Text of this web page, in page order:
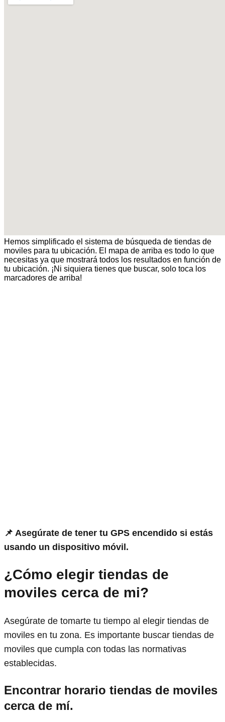
Hemos simplificado el sistema de búsqueda de tiendas de
moviles para tu ubicación. El mapa de arriba es todo lo que
necesitas ya que mostrará todos los resultados en función de
tu ubicación. ¡Ni siquiera tienes que buscar, solo toca los
marcadores de arriba!
📌 Asegúrate de tener tu GPS encendido si estás
usando un dispositivo móvil.
¿Cómo elegir tiendas de
moviles cerca de mi?
Asegúrate de tomarte tu tiempo al elegir tiendas de
moviles en tu zona. Es importante buscar tiendas de
moviles que cumpla con todas las normativas
establecidas.
Encontrar horario tiendas de moviles
cerca de mí.